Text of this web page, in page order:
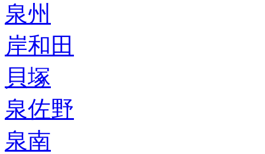
泉州
岸和田
貝塚
泉佐野
泉南